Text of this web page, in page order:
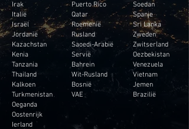
Irak
Italië
Israël
Jordanië
Kazachstan
Kenia
Tanzania
Thailand
Kalkoen
Turkmenistan
Oeganda
Oostenrijk
Ierland
Puerto Rico
Qatar
Roemenië
Rusland
Saoedi-Arabië
Servië
Bahrein
Wit-Rusland
Bosnië
VAE
Soedan
Spanje
Sri Lanka
Zweden
Zwitserland
Oezbekistan
Venezuela
Vietnam
Jemen
Brazilië